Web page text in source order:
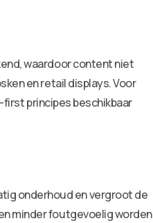
waardoor content niet
en retail displays. Voor
principes beschikbaar
onderhoud en vergroot de
minder foutgevoelig worden